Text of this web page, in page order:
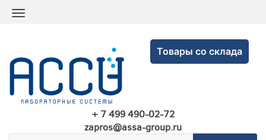
Товары со склада
+ 7 499 490-02-72
zapros@assa-group.ru